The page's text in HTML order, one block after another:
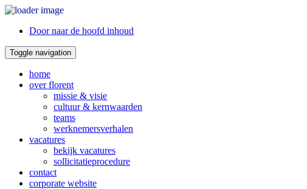
Door naar de hoofd inhoud
Toggle navigation
home
over florent
missie & visie
cultuur & kernwaarden
teams
werknemersverhalen
vacatures
bekijk vacatures
sollicitatieprocedure
contact
corporate website